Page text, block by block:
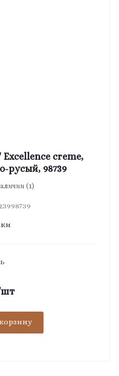
creme,
русый, 98739
(1)